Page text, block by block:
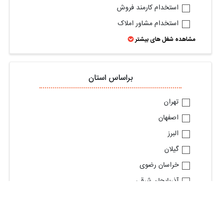
استخدام کارمند فروش
استخدام مشاور املاک
مشاهده شغل های بیشتر
براساس استان
تهران
اصفهان
البرز
گیلان
خراسان رضوی
آذربایجان شرقی